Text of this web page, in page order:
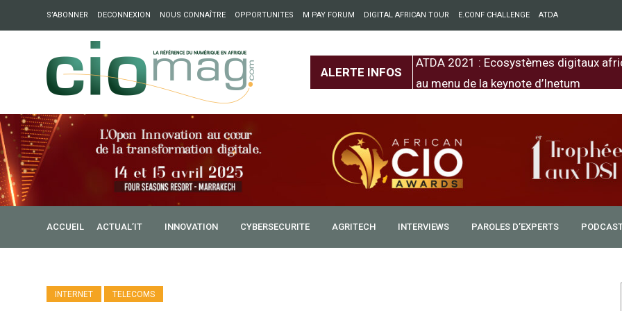
S’ABONNER DECONNEXION NOUS CONNAÎTRE OPPORTUNITES M PAY FORUM DIGITAL AFRICAN TOUR E.CONF CHALLENGE ATDA
ALERTE INFOS
: Partech Shaker lance Chapter54 pour créer des ponts entre l’Europe et
ATDA 2021 : Ecosystèmes digitaux
au menu de la keynote d’Inetum
ACCUEIL ACTUAL’IT INNOVATION CYBERSECURITE AGRITECH INTERVIEWS PAROLES D’EXPERTS
INTERNET TELECOMS